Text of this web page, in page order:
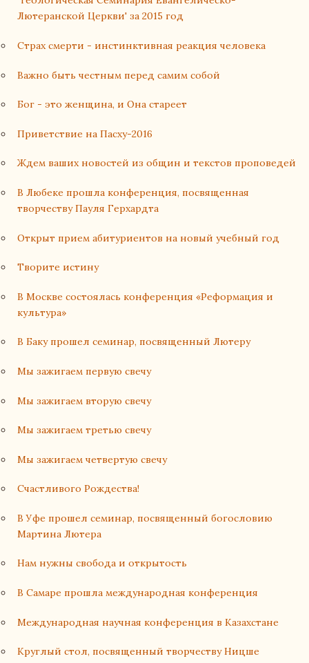
Лютеранской Церкви' за 2015 год
Страх смерти - инстинктивная реакция человека
Важно быть честным перед самим собой
Бог - это женщина, и Она стареет
Приветствие на Пасху-2016
Ждем ваших новостей из общин и текстов проповедей
В Любеке прошла конференция, посвященная
творчеству Пауля Герхардта
Открыт прием абитуриентов на новый учебный год
Творите истину
В Москве состоялась конференция «Реформация и
культура»
В Баку прошел семинар, посвященный Лютеру
Мы зажигаем первую свечу
Мы зажигаем вторую свечу
Мы зажигаем третью свечу
Мы зажигаем четвертую свечу
Счастливого Рождества!
В Уфе прошел семинар, посвященный богословию
Мартина Лютера
Нам нужны свобода и открытость
В Самаре прошла международная конференция
Международная научная конференция в Казахстане
Круглый стол, посвященный творчеству Ницше